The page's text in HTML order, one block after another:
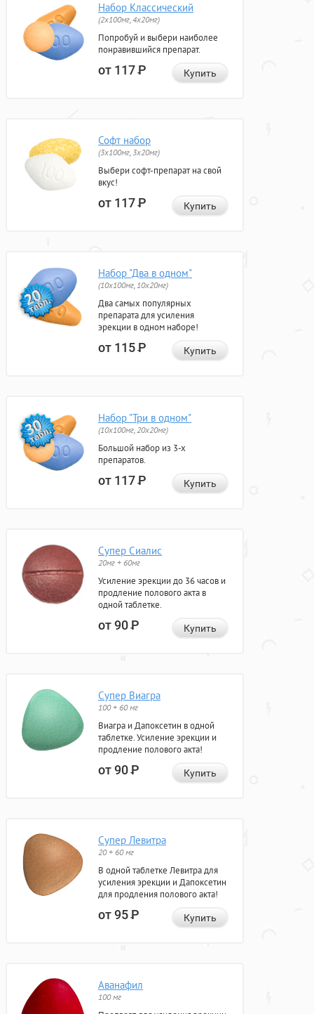
Набор Классический
(2x100мг, 4x20мг)
Попробуй и выбери наиболее
понравившийся препарат.
от 117Р Купить
Софт набор
(3x100мг, 3x20мг)
Выбери софт-препарат на свой
вкус!
от 117Р Купить
Набор "Два в одном"
(10x100мг, 10x20мг)
Два самых популярных
препарата для усиления
эрекции в одном наборе!
от 115Р Купить
Набор "Три в одном"
(10x100мг, 20x20мг)
Большой набор из 3-х
препаратов.
от 117Р Купить
Супер Сиалис
20мг + 60мг
Усиление эрекции до 36 часов и
продление полового акта в
одной таблетке.
от 90Р Купить
Супер Виагра
100 + 60 мг
Виагра и Дапоксетин в одной
таблетке. Усиление эрекции и
продление полового акта!
от 90Р Купить
Супер Левитра
20 + 60 мг
В одной таблетке Левитра для
усиления эрекции и Дапоксетин
для продления полового акта!
от 95Р Купить
Аванафил
100 мг